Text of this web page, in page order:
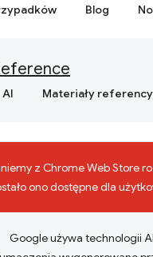
Blog
AI Materiały
z Chrome Web Store
ono dostępne dla
Google używa technologii